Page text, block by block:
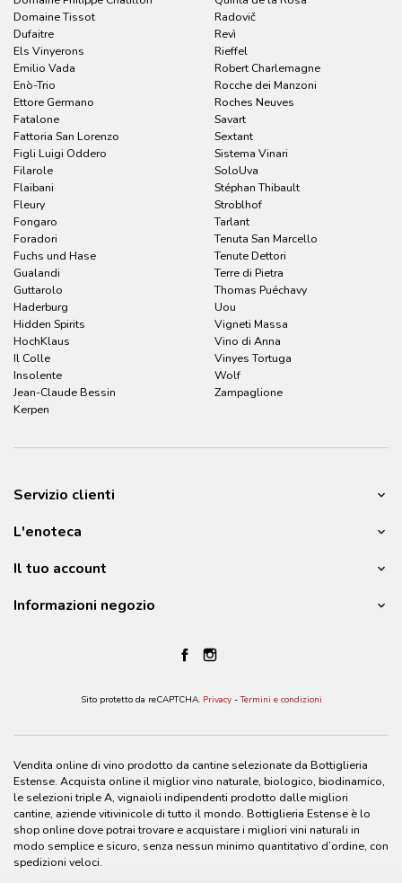
Domaine Tissot
Dufaitre
Els Vinyerons
Emilio Vada
Enò-Trio
Ettore Germano
Fatalone
Fattoria San Lorenzo
Figli Luigi Oddero
Filarole
Flaibani
Fleury
Fongaro
Foradori
Fuchs und Hase
Gualandi
Guttarolo
Haderburg
Hidden Spirits
HochKlaus
Il Colle
Insolente
Jean-Claude Bessin
Kerpen
Radovič
Revì
Rieffel
Robert Charlemagne
Rocche dei Manzoni
Roches Neuves
Savart
Sextant
Sistema Vinari
SoloUva
Stéphan Thibault
Stroblhof
Tarlant
Tenuta San Marcello
Tenute Dettori
Terre di Pietra
Thomas Puéchavy
Uou
Vigneti Massa
Vino di Anna
Vinyes Tortuga
Wolf
Zampaglione
Servizio clienti
L'enoteca
Il tuo account
Informazioni negozio
Sito protetto da reCAPTCHA. Privacy-Termini e condizioni
Vendita online di vino prodotto da cantine selezionate da Bottiglieria
Estense. Acquista online il miglior vino naturale, biologico, biodinamico,
le selezioni triple A, vignaioli indipendenti prodotto dalle migliori
cantine, aziende vitivinicole di tutto il mondo. Bottiglieria Estense è lo
shop online dove potrai trovare e acquistare i migliori vini naturali in
modo semplice e sicuro, senza nessun minimo quantitativo d’ordine, con
spedizioni veloci.